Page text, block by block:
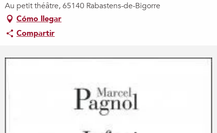
Au petit théâtre, 65140 Rabastens-de-Bigorre
Cómo llegar
Compartir